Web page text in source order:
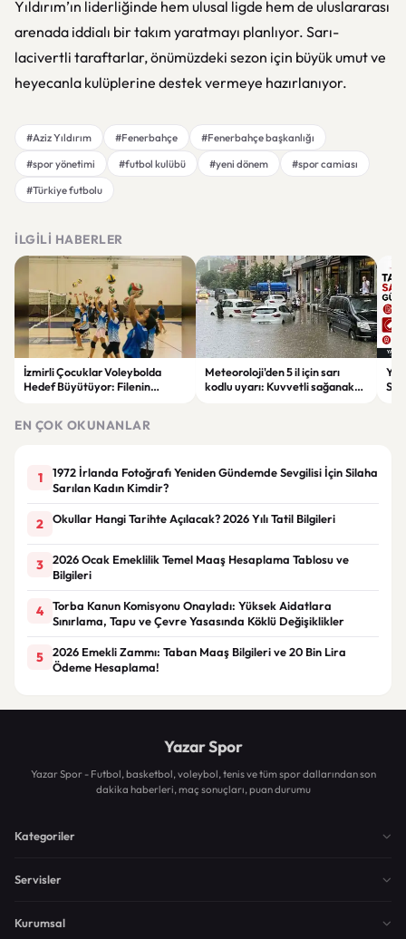
Yıldırım’ın liderliğinde hem ulusal ligde hem de uluslararası
arenada iddialı bir takım yaratmayı planlıyor. Sarı-
lacivertli taraftarlar, önümüzdeki sezon için büyük umut ve
heyecanla kulüplerine destek vermeye hazırlanıyor.
#Aziz Yıldırım #Fenerbahçe
#Fenerbahçe başkanlığı
#spor yönetimi
#futbol kulübü #yeni dönem
#spor camiası
#Türkiye futbolu
İLGILI HABERLER
İzmirli Çocuklar Voleybolda
Hedef Büyütüyor: Filenin
Meteoroloji'den 5 il için sarı
kodlu uyarı: Kuvvetli sağanak
EN ÇOK OKUNANLAR
1
1972 İrlanda Fotoğrafı Yeniden Gündemde Sevgilisi İçin Silaha
Sarılan Kadın Kimdir?
2 Okullar Hangi Tarihte Açılacak? 2026 Yılı Tatil Bilgileri
3
2026 Ocak Emeklilik Temel Maaş Hesaplama Tablosu ve
Bilgileri
4
Torba Kanun Komisyonu Onayladı: Yüksek Aidatlara
Sınırlama, Tapu ve Çevre Yasasında Köklü Değişiklikler
5
2026 Emekli Zammı: Taban Maaş Bilgileri ve 20 Bin Lira
Ödeme Hesaplama!
Yazar Spor
Yazar Spor - Futbol, basketbol, voleybol, tenis ve tüm spor dallarından son
dakika haberleri, maç sonuçları, puan durumu
Kategoriler
Servisler
Kurumsal